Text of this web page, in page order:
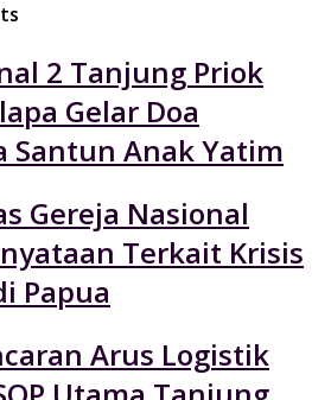
2 Tanjung Priok
Gelar Doa
Santun Anak Yatim
Gereja Nasional
Terkait Krisis
Papua
Arus Logistik